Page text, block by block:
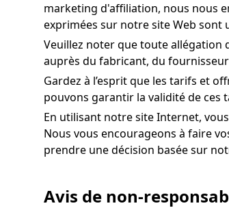
marketing d'affiliation, nous nous
exprimées sur notre site Web sont
Veuillez noter que toute
auprès du fabricant, du
Gardez à l’esprit que les tarifs et
pouvons garantir la validité de
En utilisant notre site Internet,
Nous vous encourageons à faire
prendre une décision basée sur
Avis de non-